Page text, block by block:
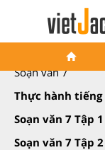
Soạn văn 7 Kết
Soạn văn 7
Thực hành tiếng
Soạn văn 7 Tập 1
Soạn văn 7 Tập 2